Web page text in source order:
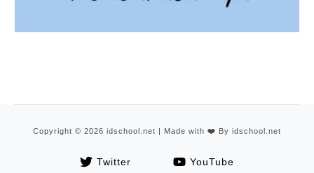
Copyright © 2026 idschool.net | Made with ❤️ By idschool.net
Twitter YouTube